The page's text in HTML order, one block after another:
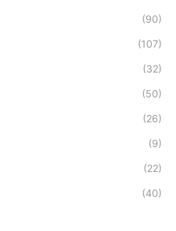
(90)
(107)
(32)
(50)
(26)
(9)
(22)
(40)